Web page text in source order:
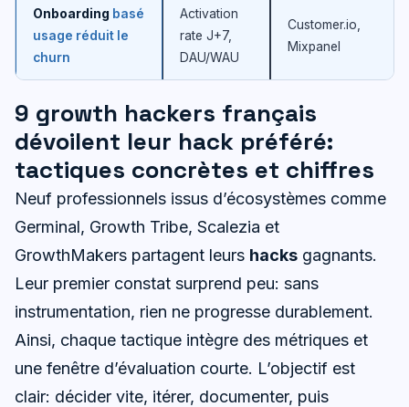
Onboarding basé
usage réduit le
churn
Activation
rate J+7,
DAU/WAU
Customer.io,
Mixpanel
9 growth hackers français
dévoilent leur hack préféré:
tactiques concrètes et chiffres
Neuf professionnels issus d’écosystèmes comme
Germinal, Growth Tribe, Scalezia et
GrowthMakers partagent leurs hacks gagnants.
Leur premier constat surprend peu: sans
instrumentation, rien ne progresse durablement.
Ainsi, chaque tactique intègre des métriques et
une fenêtre d’évaluation courte. L’objectif est
clair: décider vite, itérer, documenter, puis